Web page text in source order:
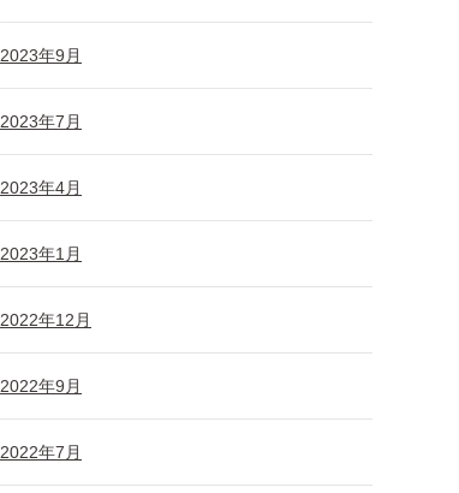
2023年9月
2023年7月
2023年4月
2023年1月
2022年12月
2022年9月
2022年7月